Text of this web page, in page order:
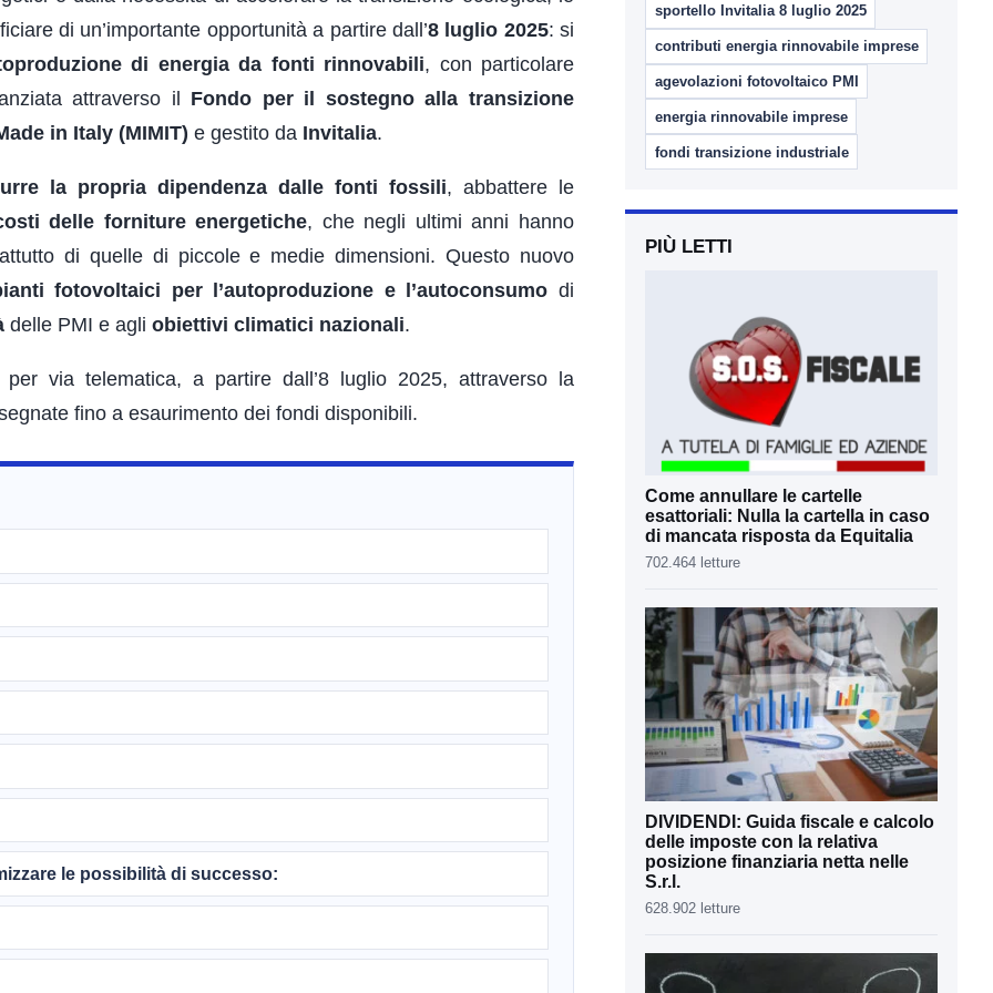
di un’importante opportunità a partire dall’8 luglio 2025: si
di energia da fonti rinnovabili, con particolare
attraverso il Fondo per il sostegno alla transizione
in Italy (MIMIT) e gestito da Invitalia.
la propria dipendenza dalle fonti fossili, abbattere le
delle forniture energetiche, che negli ultimi anni hanno
di quelle di piccole e medie dimensioni. Questo nuovo
fotovoltaici per l’autoproduzione e l’autoconsumo di
delle PMI e agli obiettivi climatici nazionali.
via telematica, a partire dall’8 luglio 2025, attraverso la
fino a esaurimento dei fondi disponibili.
le possibilità di successo:
sportello Invitalia 8 luglio 2025
contributi energia rinnovabile imprese
agevolazioni fotovoltaico PMI
energia rinnovabile imprese
fondi transizione industriale
PIÙ LETTI
Come annullare le cartelle
esattoriali: Nulla la cartella in caso
di mancata risposta da Equitalia
702.464 letture
DIVIDENDI: Guida fiscale e calcolo
delle imposte con la relativa
posizione finanziaria netta nelle
S.r.l.
628.902 letture